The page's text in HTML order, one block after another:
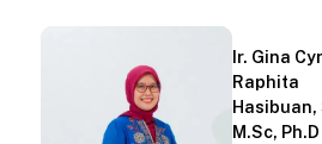
Ir. Gina
Raphita
Hasibuan,
M.Sc, Ph.D